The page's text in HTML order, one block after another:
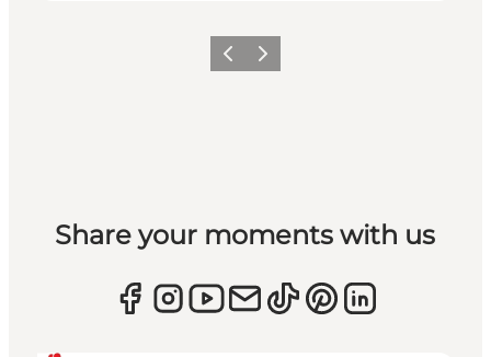
ForrigeNæste
Share your moments with us